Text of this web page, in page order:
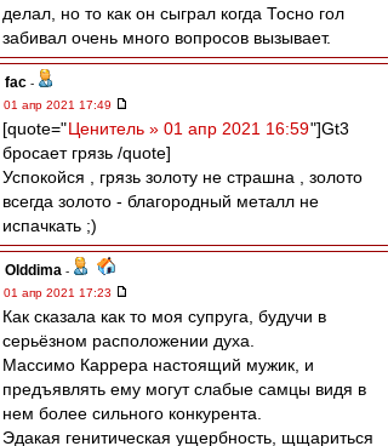
делал, но то как он сыграл когда Тосно гол
забивал очень много вопросов вызывает.
fac -
01 апр 2021 17:49
[quote="Ценитель » 01 апр 2021 16:59"]Gt3
бросает грязь /quote]
Успокойся , грязь золоту не страшна , золото
всегда золото - благородный металл не
испачкать ;)
Olddima -
01 апр 2021 17:23
Как сказала как то моя супруга, будучи в
серьёзном расположении духа.
Массимо Каррера настоящий мужик, и
предъявлять ему могут слабые самцы видя в
нем более сильного конкурента.
Эдакая генитическая ущербность, щщариться